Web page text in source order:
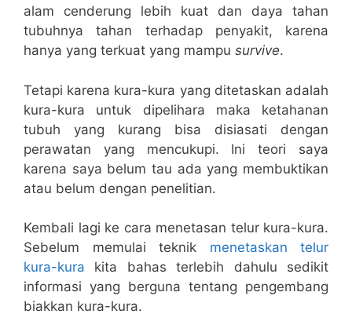
alam cenderung lebih kuat dan daya tahan
tubuhnya tahan terhadap penyakit, karena
hanya yang terkuat yang mampu survive.
Tetapi karena kura-kura yang ditetaskan adalah
kura-kura untuk dipelihara maka ketahanan
tubuh yang kurang bisa disiasati dengan
perawatan yang mencukupi. Ini teori saya
karena saya belum tau ada yang membuktikan
atau belum dengan penelitian.
Kembali lagi ke cara menetasan telur kura-kura.
Sebelum memulai teknik menetaskan telur
kura-kura kita bahas terlebih dahulu sedikit
informasi yang berguna tentang pengembang
biakkan kura-kura.